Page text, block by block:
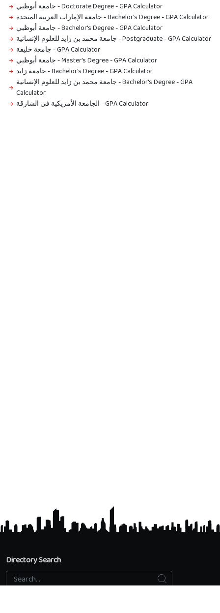
جامعة أبوظبي - Doctorate Degree-GPA Calculator
جامعة الإمارات العربية المتحدة - Bachelor's Degree-GPA Calculator
جامعة أبوظبي - Bachelor's Degree-GPA Calculator
جامعة محمد بن زايد للعلوم الإنسانية - Postgraduate-GPA Calculator
جامعة خليفة-GPA Calculator
جامعة أبوظبي - Master's Degree-GPA Calculator
جامعة زايد - Bachelor's Degree-GPA Calculator
جامعة محمد بن زايد للعلوم الإنسانية - Bachelor's Degree-GPA
Calculator
الجامعة الأمريكية في الشارقة-GPA Calculator
Directory Search
Search...